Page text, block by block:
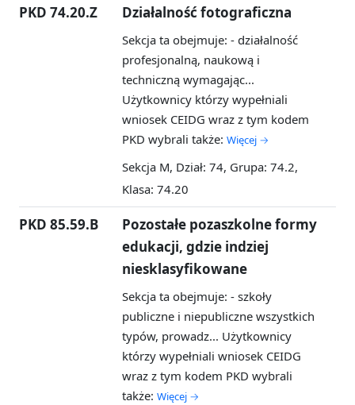
PKD 74.20.Z Działalność fotograficzna
Sekcja ta obejmuje: - działalność
profesjonalną, naukową i
techniczną wymagając...
Użytkownicy którzy wypełniali
wniosek CEIDG wraz z tym kodem
PKD wybrali także: Więcej →
Sekcja M, Dział: 74, Grupa: 74.2,
Klasa: 74.20
PKD 85.59.B
Pozostałe pozaszkolne formy
edukacji, gdzie indziej
niesklasyfikowane
Sekcja ta obejmuje: - szkoły
publiczne i niepubliczne wszystkich
typów, prowadz... Użytkownicy
którzy wypełniali wniosek CEIDG
wraz z tym kodem PKD wybrali
także: Więcej →